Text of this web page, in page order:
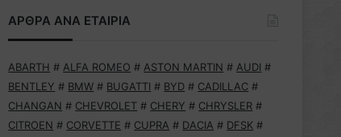
ΑΡΘΡΑ ΑΝΑ ΕΤΑΙΡΙΑ
ABARTH # ALFA ROMEO # ASTON MARTIN # AUDI #
BENTLEY # BMW # BUGATTI # BYD # CADILLAC #
CHANGAN # CHEVROLET # CHERY # CHRYSLER #
CITROEN # CORVETTE # CUPRA # DACIA # DFSK #